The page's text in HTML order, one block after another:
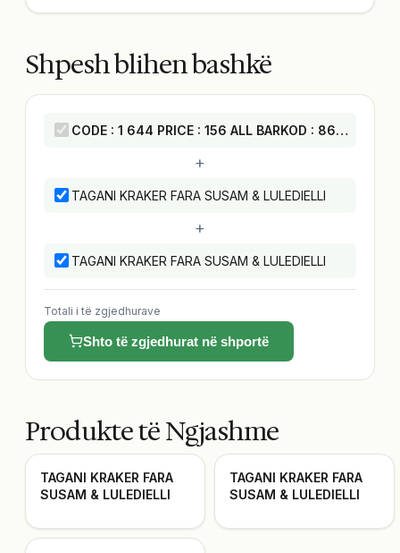
Shpesh blihen bashkë
CODE : 1 644 PRICE : 156 ALL BARKOD : 8690635151554 BOX : 12 GR & ML : 390 GR TAT KETCHAP DJEGEZ
+
TAGANI KRAKER FARA SUSAM & LULEDIELLI
+
TAGANI KRAKER FARA SUSAM & LULEDIELLI
Totali i të zgjedhurave
Shto të zgjedhurat në shportë
Produkte të Ngjashme
TAGANI KRAKER FARA
SUSAM & LULEDIELLI
TAGANI KRAKER FARA
SUSAM & LULEDIELLI